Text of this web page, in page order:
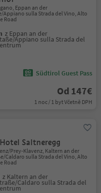
Eppan an der
Appiano sulla Strada del Vino, Alto
Road
z Eppan an der
Appiano sulla Strada del
Südtirol Guest Pass
Od 147€
1 noc / 1 byt Včetně DPH
Saltneregg
Prey-Klavenz, Kaltern an der
Caldaro sulla Strada del Vino, Alto
Road
z Kaltern an der
Caldaro sulla Strada del